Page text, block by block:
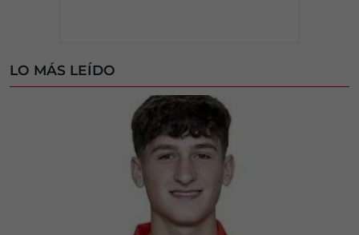
LO MÁS LEÍDO